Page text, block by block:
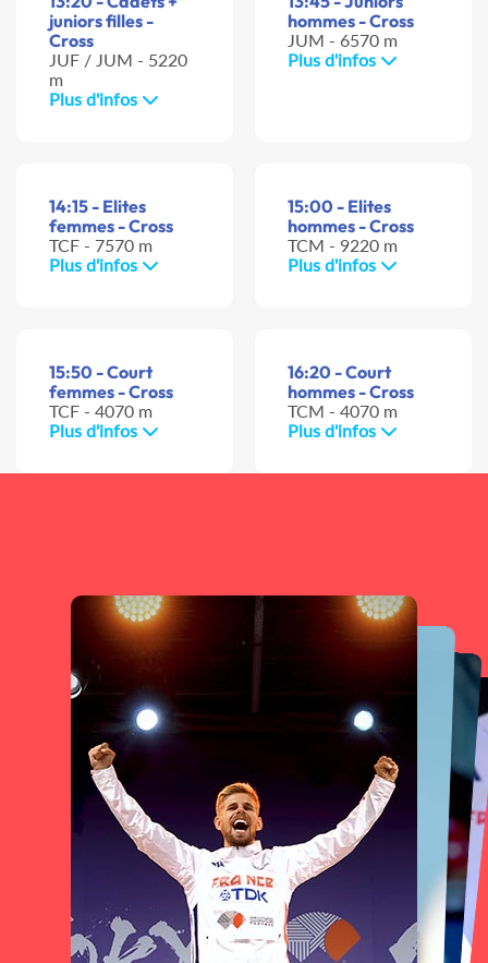
juniors filles -
Cross
JUF / JUM - 5220
m
Plus d'infos
hommes - Cross
JUM - 6570 m
Plus d'infos
14:15 - Elites
femmes - Cross
TCF - 7570 m
Plus d'infos
15:00 - Elites
hommes - Cross
TCM - 9220 m
Plus d'infos
15:50 - Court
femmes - Cross
TCF - 4070 m
Plus d'infos
16:20 - Court
hommes - Cross
TCM - 4070 m
Plus d'infos